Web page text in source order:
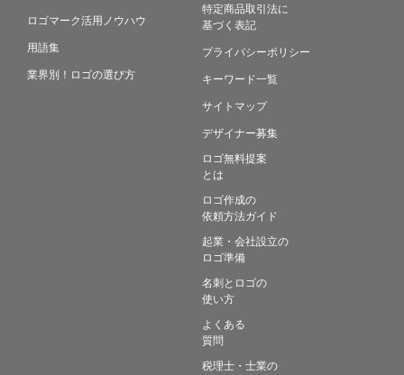
ロゴマーク活用ノウハウ
用語集
業界別！ロゴの選び方
特定商品取引法に
基づく表記
プライバシーポリシー
キーワード一覧
サイトマップ
デザイナー募集
ロゴ無料提案
とは
ロゴ作成の
依頼方法ガイド
起業・会社設立の
ロゴ準備
名刺とロゴの
使い方
よくある
質問
税理士・士業の